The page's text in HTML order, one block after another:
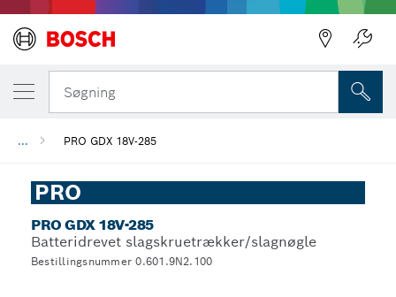
Søgning
... PRO GDX 18V-285
PRO
PRO GDX 18V-285
Batteridrevet slagskruetrækker/slagnøgle
Bestillingsnummer 0.601.9N2.100